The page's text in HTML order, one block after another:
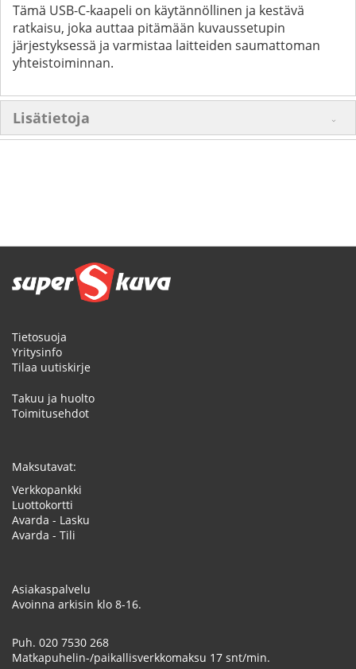
Tämä USB-C-kaapeli on käytännöllinen ja kestävä
ratkaisu, joka auttaa pitämään kuvaussetupin
järjestyksessä ja varmistaa laitteiden saumattoman
yhteistoiminnan.
Lisätietoja
Tietosuoja
Yritysinfo
Tilaa uutiskirje
Takuu ja huolto
Toimitusehdot
Maksutavat:
Verkkopankki
Luottokortti
Avarda - Lasku
Avarda - Tili
Asiakaspalvelu
Avoinna arkisin klo 8-16.
Puh. 020 7530 268
Matkapuhelin-/paikallisverkkomaksu 17 snt/min.